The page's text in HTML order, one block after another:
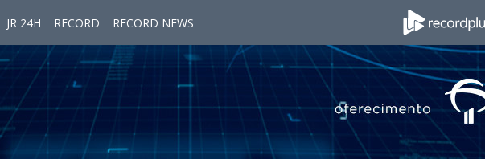
JR 24H RECORD RECORD NEWS